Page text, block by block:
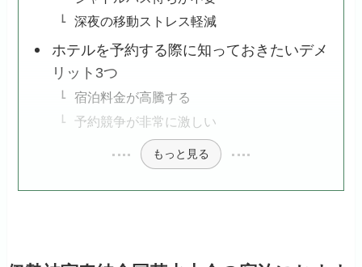
深夜の移動ストレス軽減
ホテルを予約する際に知っておきたいデメ
リット3つ
宿泊料金が高騰する
予約競争が非常に激しい
もっと見る